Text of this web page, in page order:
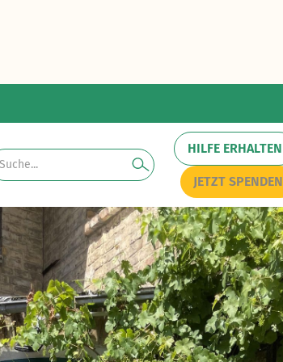
HILFE ERHALTEN
JETZT SPENDEN